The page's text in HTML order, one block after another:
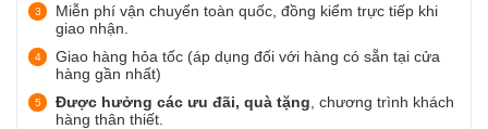
Miễn phí vận chuyển toàn quốc, đồng kiểm trực tiếp khi
giao nhận.
Giao hàng hỏa tốc (áp dụng đối với hàng có sẵn tại cửa
hàng gần nhất)
Được hưởng các ưu đãi, quà tặng , chương trình khách
hàng thân thiết.